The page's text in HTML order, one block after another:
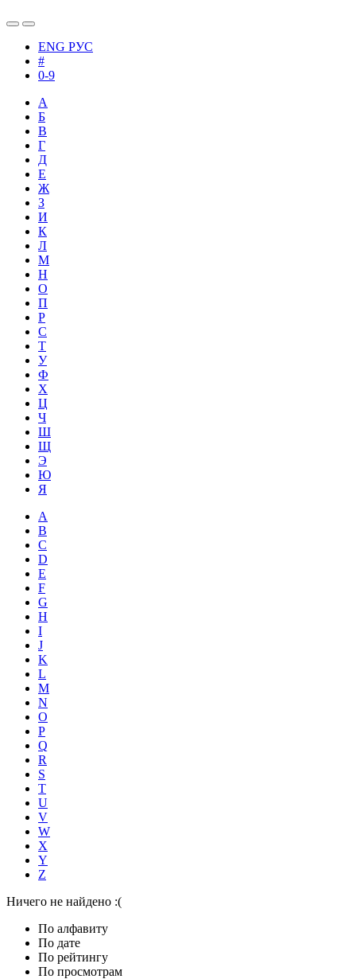
ENG РУС
#
0-9
А
Б
В
Г
Д
Е
Ж
З
И
К
Л
М
Н
О
П
Р
С
Т
У
Ф
Х
Ц
Ч
Ш
Щ
Э
Ю
Я
A
B
C
D
E
F
G
H
I
J
K
L
M
N
O
P
Q
R
S
T
U
V
W
X
Y
Z
Ничего не найдено :(
По алфавиту
По дате
По рейтингу
По просмотрам